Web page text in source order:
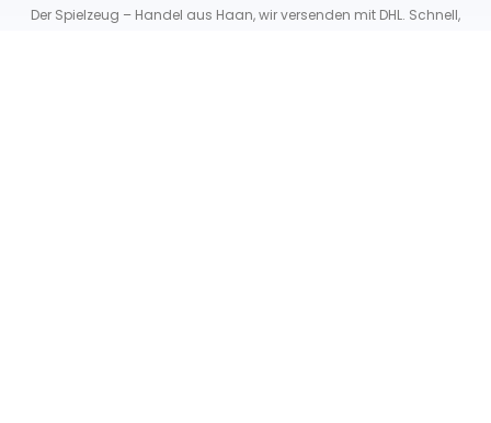
Der Spielzeug – Handel aus Haan, wir versenden mit DHL. Schnell,